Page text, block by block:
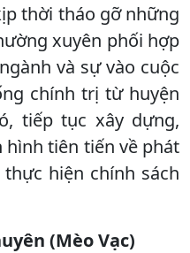
thời tháo gỡ những
xuyên phối hợp
và sự vào cuộc
chính trị từ huyện
tiếp tục xây dựng,
tiên tiến về phát
hiện chính sách
(Mèo Vạc)